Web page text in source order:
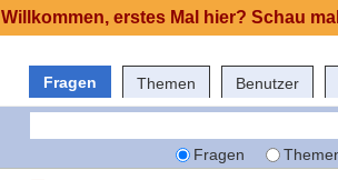
Fragen Themen Benutzer
Fragen
Willkommen, erstes Mal hier? Schau